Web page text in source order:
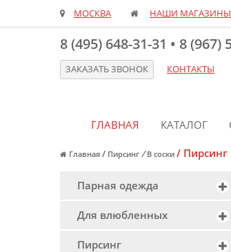
МОСКВА НАШИ МАГАЗИНЫ
8 (495) 648-31-31 • 8 (967)
ЗАКАЗАТЬ ЗВОНОК КОНТАКТЫ
ГЛАВНАЯ КАТАЛОГ
Главная / Пирсинг /В соски / Пирсинг
Парная одежда
Для влюбленных
Пирсинг